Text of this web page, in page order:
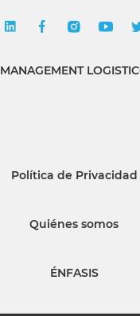
MANAGEMENT
Política de Privacidad
Quiénes somos
ÉNFASIS